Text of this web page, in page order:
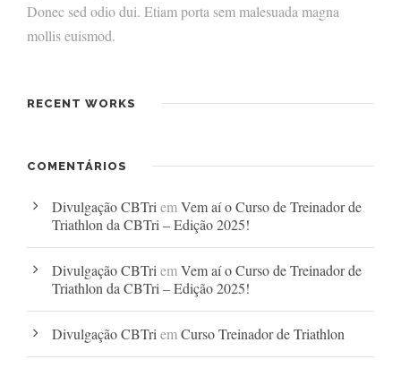
Donec sed odio dui. Etiam porta sem malesuada magna
mollis euismod.
RECENT WORKS
COMENTÁRIOS
Divulgação CBTri emVem aí o Curso de Treinador de
Triathlon da CBTri – Edição 2025!
Divulgação CBTri emVem aí o Curso de Treinador de
Triathlon da CBTri – Edição 2025!
Divulgação CBTri emCurso Treinador de Triathlon